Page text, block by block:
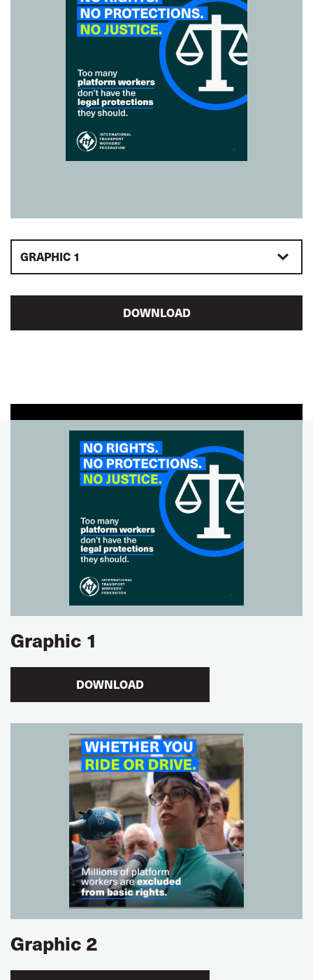
GRAPHIC 1
DOWNLOAD
Graphic 1
DOWNLOAD
Graphic 2